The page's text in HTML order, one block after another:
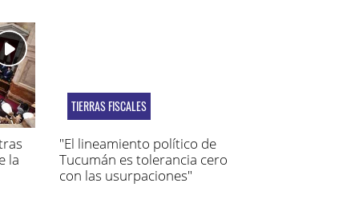
la
TIERRAS FISCALES
"El lineamiento político de
Tucumán es tolerancia cero
con las usurpaciones"